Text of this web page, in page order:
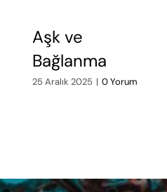
Aşk ve
Bağlanma
25 Aralık 2025 | 0 Yorum